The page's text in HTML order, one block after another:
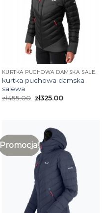
KURTKA PUCHOWA DAMSKA SALEWA
kurtka puchowa damska
salewa
zł455.00 zł325.00
Promocja!